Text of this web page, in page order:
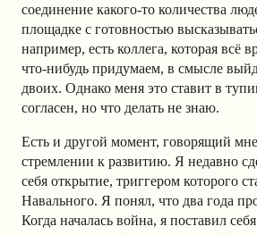
соединение какого-то количества
площадке с готовностью
например, есть коллега, которая всё
что-нибудь придумаем, в смысле
двоих. Однако меня это ставит в
согласен, но что делать не знаю.
Есть и другой момент, говорящий
стремлении к развитию. Я недавно
себя открытие, триггером которого
Навального. Я понял, что два года
Когда началась война, я поставил